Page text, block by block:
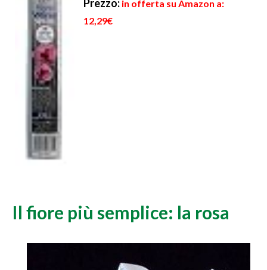
Prezzo: in offerta su Amazon a:
12,29€
Il fiore più semplice: la rosa